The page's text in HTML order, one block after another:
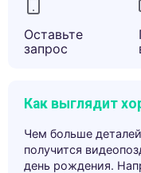
Оставьте
запрос
Как выглядит
Чем больше
получится
день рождения.